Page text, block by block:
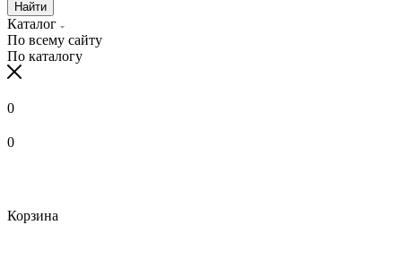
Найти
Каталог
По всему сайту
По каталогу
0
0
Корзина